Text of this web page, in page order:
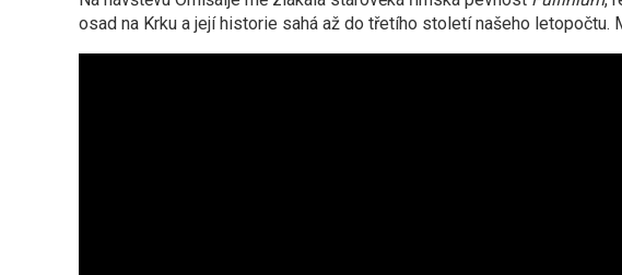
osad na Krku a její historie sahá až do třetího století našeho